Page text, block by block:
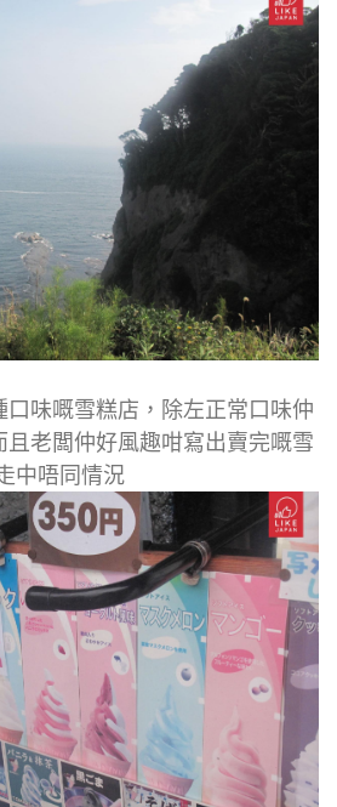
味嘅雪糕店，除左正常口味仲
老闆仲好風趣咁寫出賣完嘅雪
中唔同情況